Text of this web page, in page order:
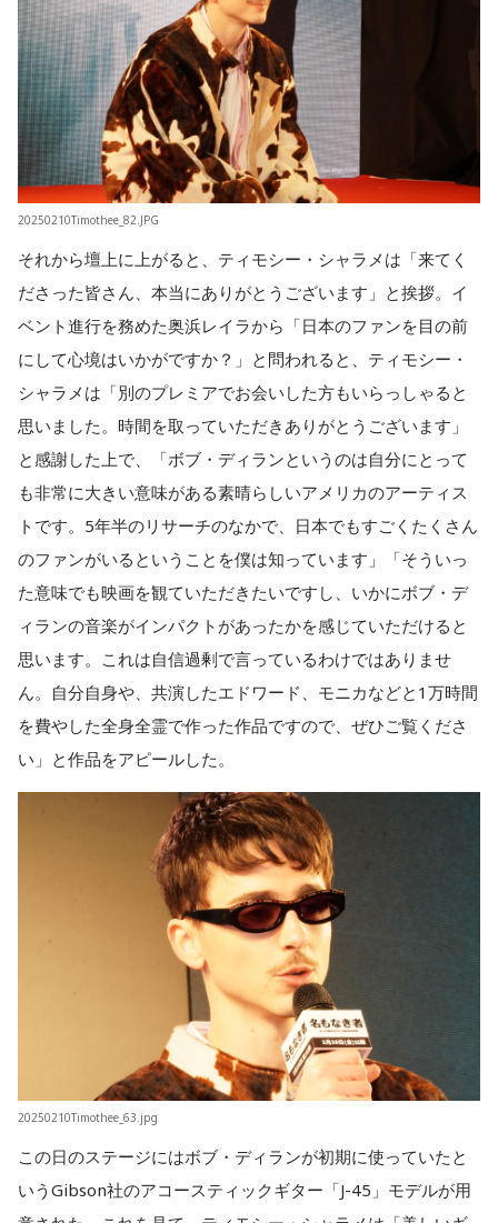
20250210Timothee_82.JPG
それから壇上に上がると、ティモシー・シャラメは「来てく
ださった皆さん、本当にありがとうございます」と挨拶。イ
ベント進行を務めた奥浜レイラから「日本のファンを目の前
にして心境はいかがですか？」と問われると、ティモシー・
シャラメは「別のプレミアでお会いした方もいらっしゃると
思いました。時間を取っていただきありがとうございます」
と感謝した上で、「ボブ・ディランというのは自分にとって
も非常に大きい意味がある素晴らしいアメリカのアーティス
トです。5年半のリサーチのなかで、日本でもすごくたくさん
のファンがいるということを僕は知っています」「そういっ
た意味でも映画を観ていただきたいですし、いかにボブ・デ
ィランの音楽がインパクトがあったかを感じていただけると
思います。これは自信過剰で言っているわけではありませ
ん。自分自身や、共演したエドワード、モニカなどと1万時間
を費やした全身全霊で作った作品ですので、ぜひご覧くださ
い」と作品をアピールした。
20250210Timothee_63.jpg
この日のステージにはボブ・ディランが初期に使っていたと
いうGibson社のアコースティックギター「J-45」モデルが用